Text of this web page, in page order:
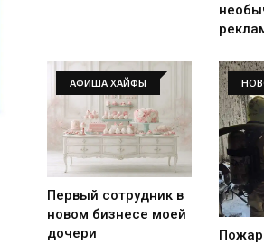
АФИША ХАЙФЫ
Первый сотрудник в
новом бизнесе моей
дочери